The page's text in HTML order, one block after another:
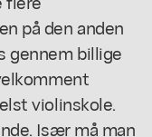
på den anden
gennem billige
violinskole.
Især må man